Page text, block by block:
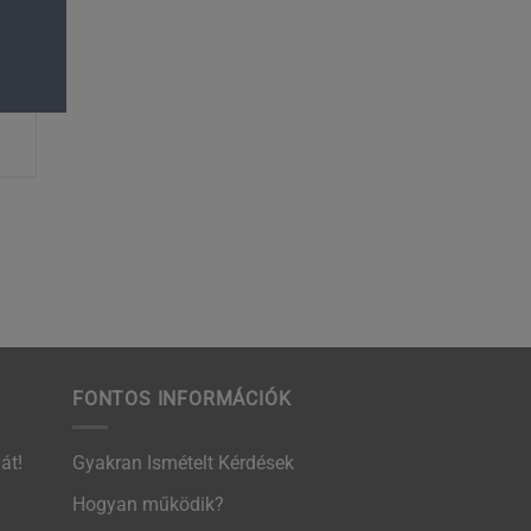
FONTOS INFORMÁCIÓK
Gyakran Ismételt Kérdések
Hogyan működik?